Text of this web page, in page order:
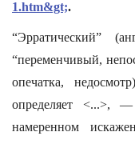
1.htm&gt;.
“Эрратический”
“переменчивый,
опечатка,
определяет <...>,
намеренном